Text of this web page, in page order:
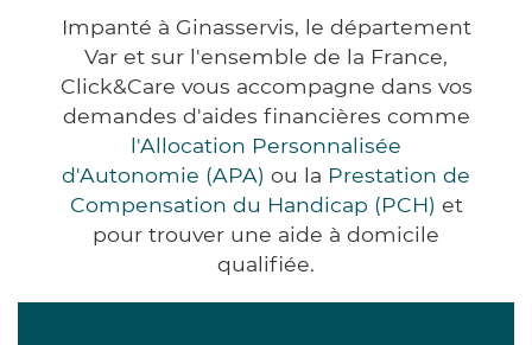
Impanté à Ginasservis, le département
Var et sur l'ensemble de la France,
Click&Care vous accompagne dans vos
demandes d'aides financières comme
l'Allocation Personnalisée
d'Autonomie (APA) ou la Prestation de
Compensation du Handicap (PCH) et
pour trouver une aide à domicile
qualifiée.